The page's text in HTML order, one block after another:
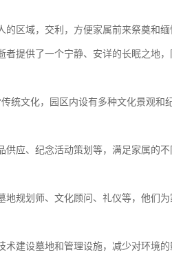
区域，交利，方便家属前来祭奠和缅
提供了一个宁静、安详的长眠之地
统文化，园区内设有多种文化景观和
应、纪念活动策划等，满足家属的
规划师、文化顾问、礼仪等，他们
建设墓地和管理设施，减少对环境的